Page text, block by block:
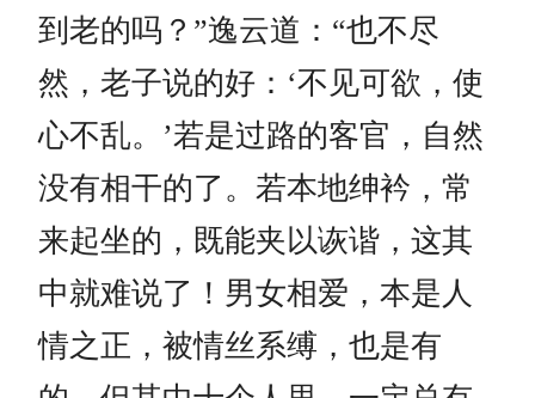
到老的吗？”逸云道：“也不尽
然，老子说的好：‘不见可欲，使
心不乱。’若是过路的客官，自然
没有相干的了。若本地绅衿，常
来起坐的，既能夹以诙谐，这其
中就难说了！男女相爱，本是人
情之正，被情丝系缚，也是有